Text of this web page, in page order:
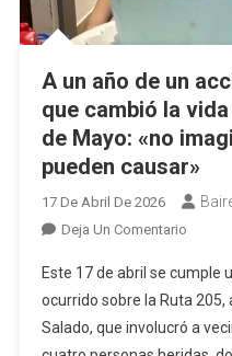
A un año de un
que cambió la
de Mayo: «no
pueden causar»
17 De Abril De 2026
Deja Un ComentarioEn
Un
Año
De
Este 17 de abril se cumple
ocurrido sobre la Ruta 205,
Salado, que involucró a